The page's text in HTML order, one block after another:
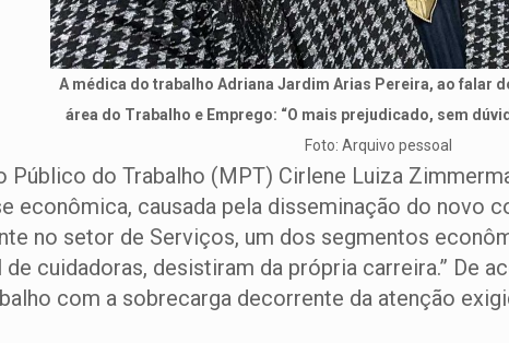
A médica do trabalho Adriana Jardim Arias Pereira, ao falar
área do Trabalho e Emprego: “O mais prejudicado, sem
Foto: Arquivo pessoal
do Trabalho (MPT) Cirlene Luiza
econômica, causada pela disseminação do novo
no setor de Serviços, um dos segmentos
cuidadoras, desistiram da própria carreira.” De
com a sobrecarga decorrente da atenção